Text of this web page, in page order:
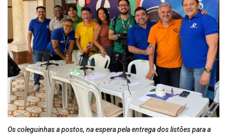
Os coleguinhas a postos, na espera pela entrega dos listões para a